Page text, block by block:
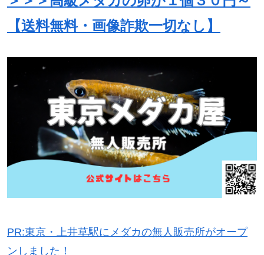
【送料無料・画像詐欺一切なし】
PR:東京・上井草駅にメダカの無人販売所がオープ
ンしました！